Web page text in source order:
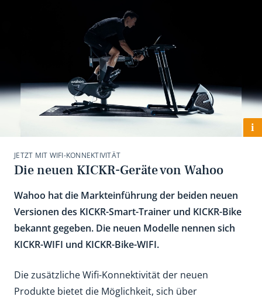
i
JETZT MIT WIFI-KONNEKTIVITÄT
Die neuen KICKR-Geräte von Wahoo
Wahoo hat die Markteinführung der beiden neuen
Versionen des KICKR-Smart-Trainer und KICKR-Bike
bekannt gegeben. Die neuen Modelle nennen sich
KICKR-WIFI und KICKR-Bike-WIFI.
Die zusätzliche Wifi-Konnektivität der neuen
Produkte bietet die Möglichkeit, sich über